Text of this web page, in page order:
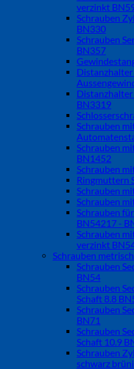
verzinkt
Schrauben
BN330
Schrauben
BN357
BN3319
Schrauben
Schrauben
BN1452
Schrauben
Ringmuttern
Schrauben
Schrauben
Schrauben
BN54217 -
Schrauben
verzinkt
Schrauben
Schrauben
BN54
Schrauben
Schaft 8.8
Schrauben
BN71
Schrauben
Schaft 10.9
Schrauben
schwarz